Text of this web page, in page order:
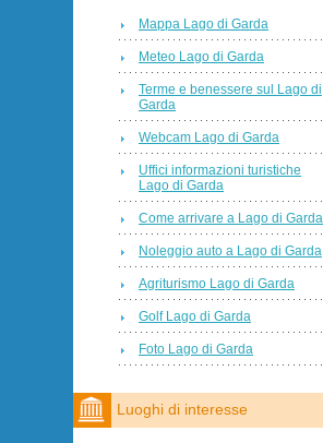
Mappa Lago di Garda
Meteo Lago di Garda
Terme e benessere sul Lago di
Garda
Webcam Lago di Garda
Uffici informazioni turistiche
Lago di Garda
Come arrivare a Lago di Garda
Noleggio auto a Lago di Garda
Agriturismo Lago di Garda
Golf Lago di Garda
Foto Lago di Garda
Luoghi di interesse